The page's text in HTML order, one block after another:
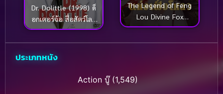
Dr. Dolittle (1998) ด็
อกเตอร์จ้อ สื่อสัตว์โลก
มหัศจรรย์
The Legend of Feng
Lou Divine Fox
(2025) ตำนานเซียน
ประเภทหนัง
Action บู๊(1,549)